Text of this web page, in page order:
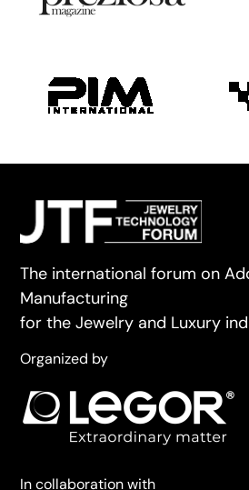
The international forum on
Manufacturing
for the Jewelry and Luxury
Organized by
In collaboration with